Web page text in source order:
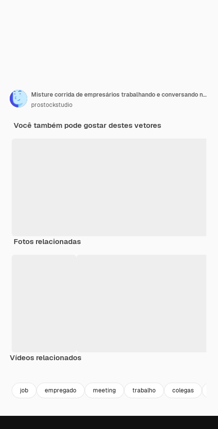
Misture corrida de empresários trabalhando e conversando no conceito de trabalho em equipe do centro de coworking
prostockstudio
Você também pode gostar destes vetores
Fotos relacionadas
Vídeos relacionados
job empregado meeting trabalho colegas